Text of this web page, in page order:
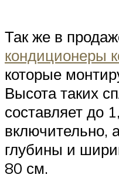
Так же в
кондиционеры
которые
Высота таких
составляет до
включительно,
глубины и
80 см.